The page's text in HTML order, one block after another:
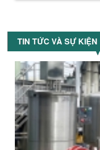
Chính
TIN TỨC VÀ SỰ KIỆN